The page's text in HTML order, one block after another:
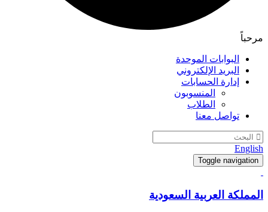
مرحباً
البوابات الموحدة
البريد الإلكتروني
إدارة الحسابات
المنسوبون
الطلاب
تواصل معنا
English
Toggle navigation
المملكة العربية السعودية